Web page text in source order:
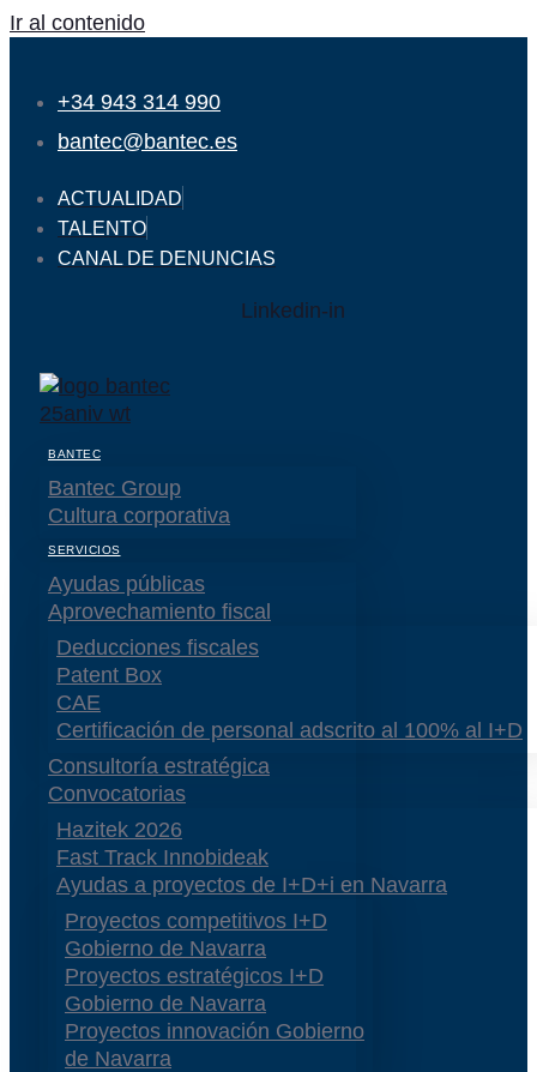
Ir al contenido
+34 943 314 990
bantec@bantec.es
ACTUALIDAD
TALENTO
CANAL DE DENUNCIAS
Linkedin-in
BANTEC
Bantec Group
Cultura corporativa
SERVICIOS
Ayudas públicas
Aprovechamiento fiscal
Deducciones fiscales
Patent Box
CAE
Certificación de personal adscrito al 100% al I+D
Consultoría estratégica
Convocatorias
Hazitek 2026
Fast Track Innobideak
Ayudas a proyectos de I+D+i en Navarra
Proyectos competitivos I+D
Gobierno de Navarra
Proyectos estratégicos I+D
Gobierno de Navarra
Proyectos innovación Gobierno
de Navarra